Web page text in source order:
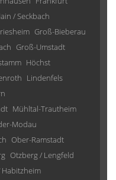
/ Seckbach
Groß-Bieberau
Groß-Umstadt
Höchst
Lindenfels
Mühltal-Trautheim
Modau
Ober-Ramstadt
Otzberg / Lengfeld